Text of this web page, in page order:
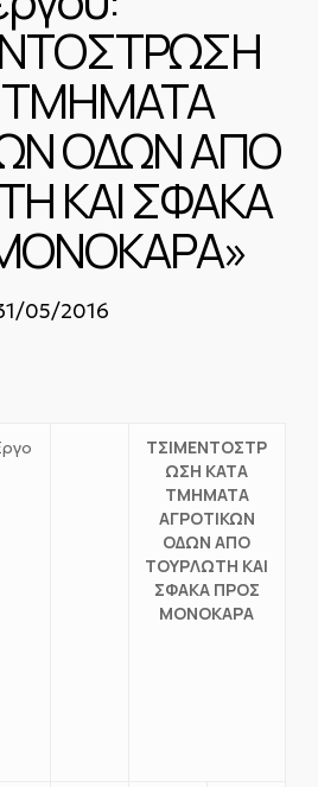
ΤΜΗΜΑΤΑ
ΟΔΩΝ ΑΠΟ
ΚΑΙ ΣΦΑΚΑ
05/2016
ΤΣΙΜΕΝΤΟΣΤΡ
ΩΣΗ ΚΑΤΑ
ΤΜΗΜΑΤΑ
ΑΓΡΟΤΙΚΩΝ
ΟΔΩΝ ΑΠΟ
ΤΟΥΡΛΩΤΗ ΚΑΙ
ΣΦΑΚΑ ΠΡΟΣ
ΜΟΝΟΚΑΡΑ